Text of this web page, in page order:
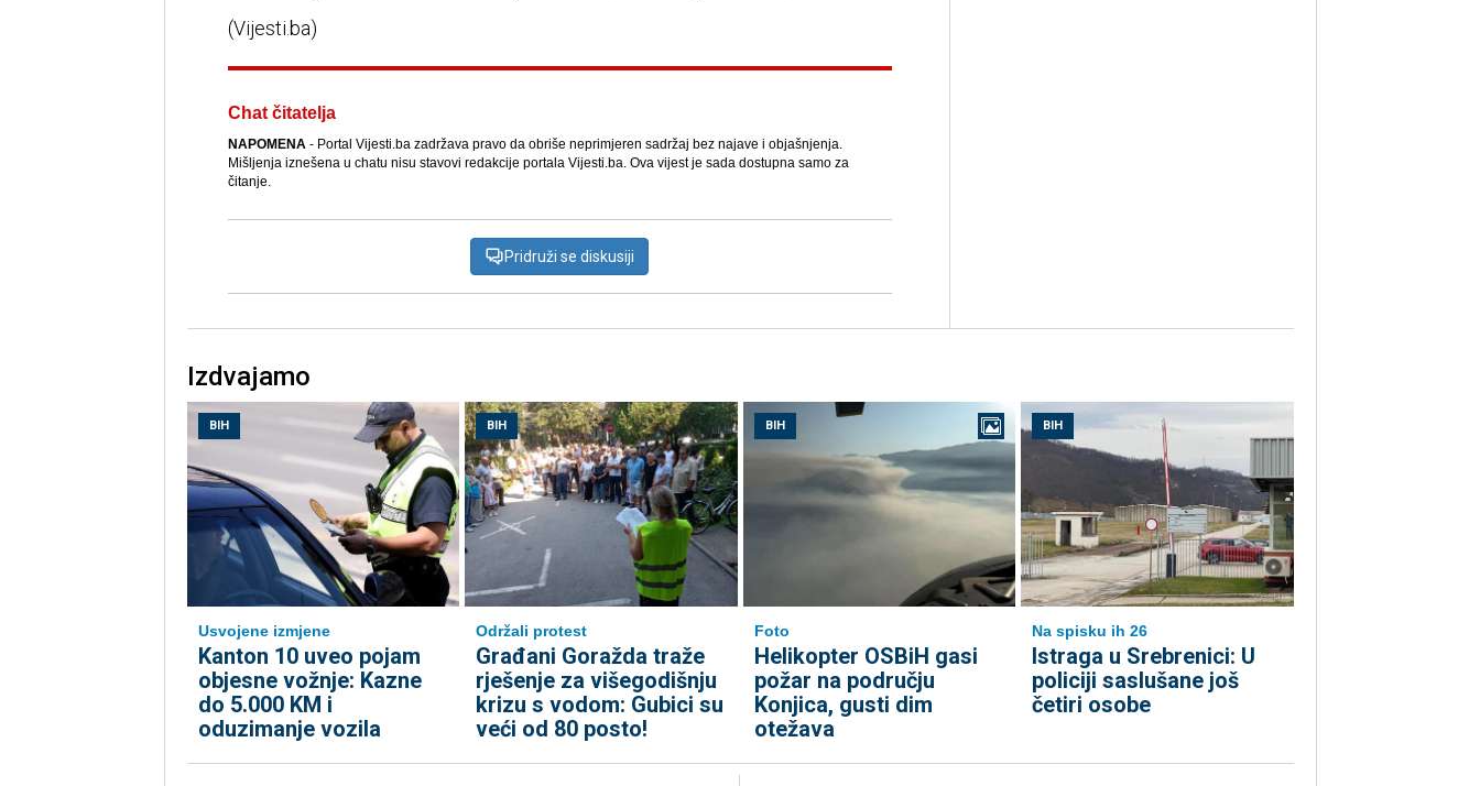
(Vijesti.ba)
Chat čitatelja
NAPOMENA- Portal Vijesti.ba zadržava pravo da obriše neprimjeren sadržaj bez najave i objašnjenja.
Mišljenja iznešena u chatu nisu stavovi redakcije portala Vijesti.ba. Ova vijest je sada dostupna samo za
čitanje.
Pridruži se diskusiji
Izdvajamo
BIH
Usvojene izmjene
Kanton 10 uveo pojam
objesne vožnje: Kazne
do 5.000 KM i
oduzimanje vozila
BIH
Održali protest
Građani Goražda traže
rješenje za višegodišnju
krizu s vodom: Gubici su
veći od 80 posto!
BIH
Foto
Helikopter OSBiH gasi
požar na području
Konjica, gusti dim
otežava
BIH
Na spisku ih 26
Istraga u Srebrenici: U
policiji saslušane još
četiri osobe